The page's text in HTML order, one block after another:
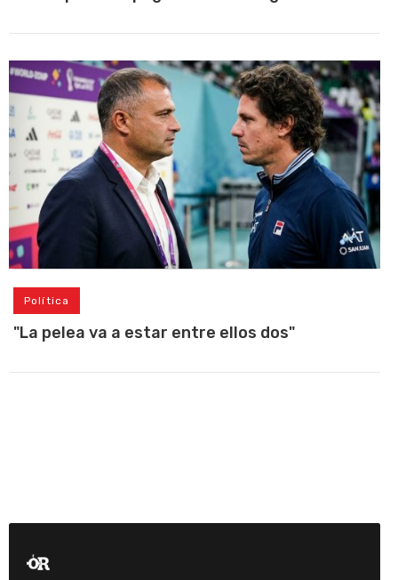
Política
"La pelea va a estar entre ellos dos"